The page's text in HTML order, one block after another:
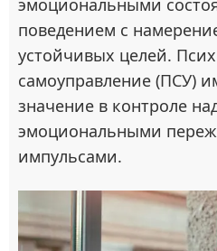
эмоциональными
поведением с
устойчивых целей.
самоуправление (ПСУ)
значение в контроле
эмоциональными
импульсами.